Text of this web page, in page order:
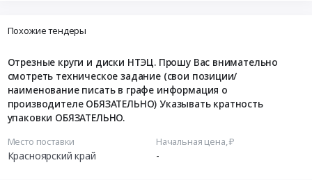
Похожие тендеры
Отрезные круги и диски НТЭЦ. Прошу Вас внимательно
смотреть техническое задание (свои позиции/
наименование писать в графе информация о
производителе ОБЯЗАТЕЛЬНО) Указывать кратность
упаковки ОБЯЗАТЕЛЬНО.
Место поставки
Красноярский край
Начальная цена, ₽
-